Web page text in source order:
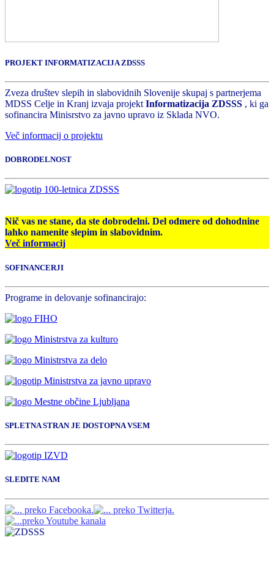
PROJEKT INFORMATIZACIJA ZDSSS
Zveza društev slepih in slabovidnih Slovenije skupaj s partnerjema
MDSS Celje in Kranj izvaja projekt Informatizacija ZDSSS , ki ga
sofinancira Minisrstvo za javno upravo iz Sklada NVO.
Več informacij o projektu
DOBRODELNOST
Nič vas ne stane, da ste dobrodelni. Del odmere od dohodnine
lahko namenite slepim in slabovidnim.
Več informacij
SOFINANCERJI
Programe in delovanje sofinancirajo:
SPLETNA STRAN JE DOSTOPNA VSEM
SLEDITE NAM